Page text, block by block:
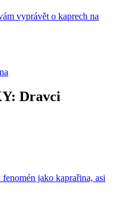
vyprávět o kaprech na
Dravci
jako kaprařina, asi